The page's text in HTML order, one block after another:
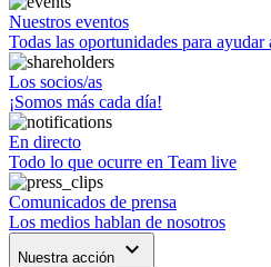
Nuestros eventos
Todas las oportunidades para ayudar
Los socios/as
¡Somos más cada día!
En directo
Todo lo que ocurre en Team live
Comunicados de prensa
Los medios hablan de nosotros
Nuestra acción keyboard_arrow_down